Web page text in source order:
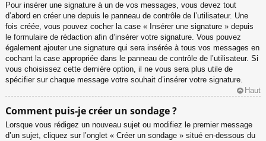
Pour insérer une signature à un de vos messages, vous devez tout
d’abord en créer une depuis le panneau de contrôle de l’utilisateur. Une
fois créée, vous pouvez cocher la case « Insérer une signature » depuis
le formulaire de rédaction afin d’insérer votre signature. Vous pouvez
également ajouter une signature qui sera insérée à tous vos messages en
cochant la case appropriée dans le panneau de contrôle de l’utilisateur. Si
vous choisissez cette dernière option, il ne vous sera plus utile de
spécifier sur chaque message votre souhait d’insérer votre signature.
Haut
Comment puis-je créer un sondage ?
Lorsque vous rédigez un nouveau sujet ou modifiez le premier message
d’un sujet, cliquez sur l’onglet « Créer un sondage » situé en-dessous du